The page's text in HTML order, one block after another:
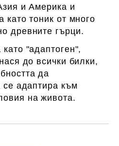
и Америка и
като тоник от много
древните гърци.
"адаптоген",
до всички билки,
да
се адаптира към
на живота.